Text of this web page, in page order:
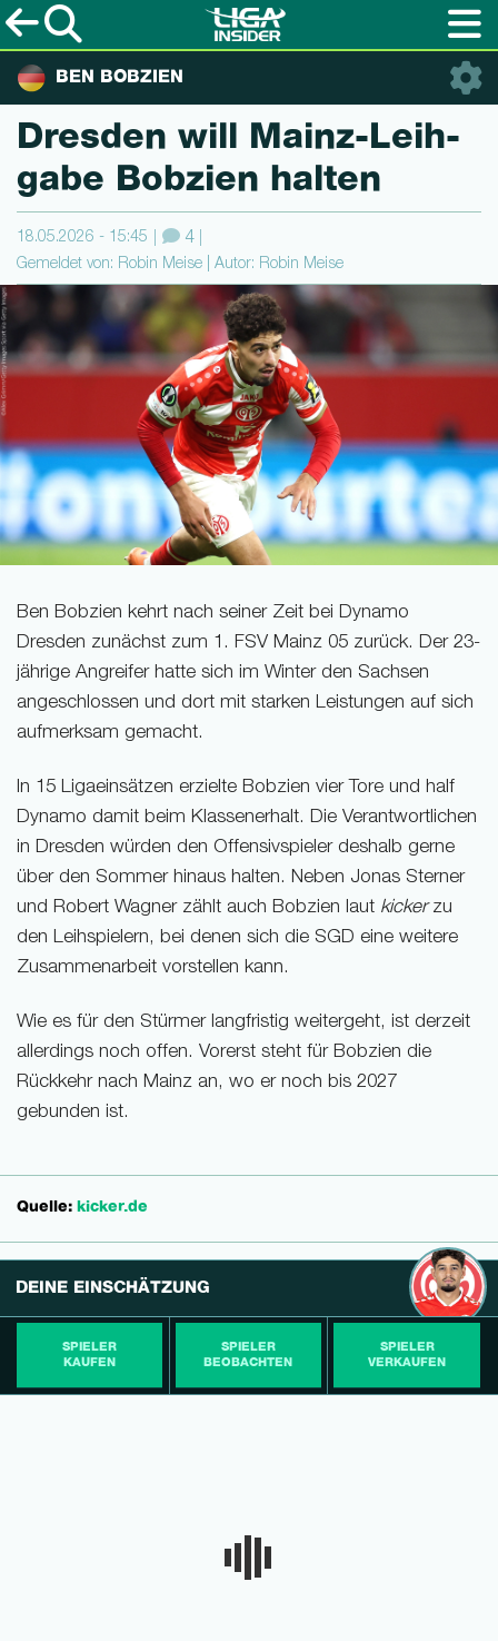
BEN BOBZIEN
Dresden will Mainz-Leih­
ga­be Bobzien halten
18.05.2026 - 15:45 4
Gemeldet von: Robin Meise | Autor: Robin Meise
Ben Bobzien kehrt nach seiner Zeit bei Dynamo
Dresden zunächst zum 1. FSV Mainz 05 zurück. Der 23-
jährige Angreifer hatte sich im Winter den Sachsen
angeschlossen und dort mit starken Leistungen auf sich
aufmerksam gemacht.
In 15 Ligaeinsätzen erzielte Bobzien vier Tore und half
Dynamo damit beim Klassenerhalt. Die Verantwortlichen
in Dresden würden den Offensivspieler deshalb gerne
über den Sommer hinaus halten. Neben Jonas Sterner
und Robert Wagner zählt auch Bobzien laut kickerzu
den Leihspielern, bei denen sich die SGD eine weitere
Zusammenarbeit vorstellen kann.
Wie es für den Stürmer langfristig weitergeht, ist derzeit
allerdings noch offen. Vorerst steht für Bobzien die
Rückkehr nach Mainz an, wo er noch bis 2027
gebunden ist.
Quelle: kicker.de
DEINE EINSCHÄTZUNG
SPIELER
KAUFEN
SPIELER
BEOBACHTEN
SPIELER
VERKAUFEN